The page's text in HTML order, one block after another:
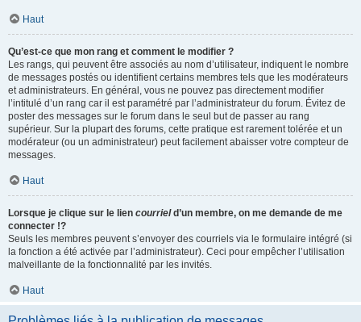
Haut
Qu’est-ce que mon rang et comment le modifier ?
Les rangs, qui peuvent être associés au nom d’utilisateur, indiquent le nombre
de messages postés ou identifient certains membres tels que les modérateurs
et administrateurs. En général, vous ne pouvez pas directement modifier
l’intitulé d’un rang car il est paramétré par l’administrateur du forum. Évitez de
poster des messages sur le forum dans le seul but de passer au rang
supérieur. Sur la plupart des forums, cette pratique est rarement tolérée et un
modérateur (ou un administrateur) peut facilement abaisser votre compteur de
messages.
Haut
Lorsque je clique sur le lien courrield’un membre, on me demande de me
connecter !?
Seuls les membres peuvent s’envoyer des courriels via le formulaire intégré (si
la fonction a été activée par l’administrateur). Ceci pour empêcher l’utilisation
malveillante de la fonctionnalité par les invités.
Haut